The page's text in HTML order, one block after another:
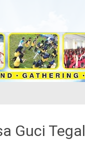
Guci Tegal